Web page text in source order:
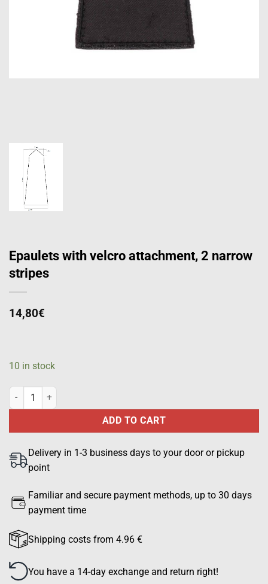
Epaulets with velcro attachment, 2 narrow
stripes
14,80€
10 in stock
Epaulets with velcro attachment, 2 narrow stripes quantity
ADD TO CART
Delivery in 1-3 business days to your door or pickup
point
Familiar and secure payment methods, up to 30 days
payment time
Shipping costs from 4.96 €
You have a 14-day exchange and return right!